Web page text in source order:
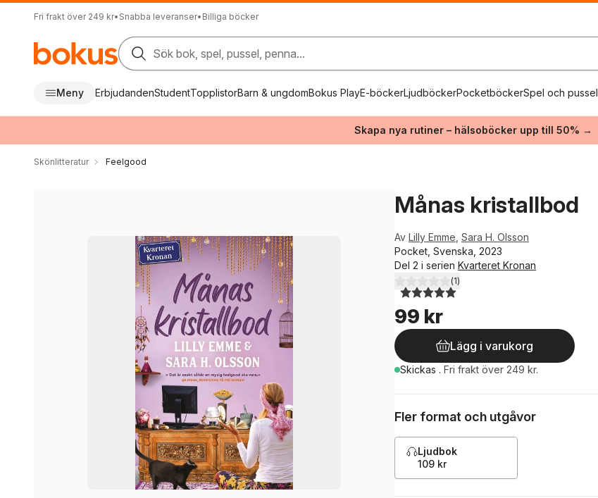
Fri frakt över 249 kr• Snabba leveranser• Billiga böcker
Sök bok, spel, pussel, penna...
Meny ErbjudandenStudentTopplistorBarn & ungdomBokus PlayE-böckerLjudböckerPocketböckerSpel och pussel
Skapa nya rutiner – hälsoböcker upp till 50% →
Skönlitteratur Feelgood
Månas kristallbod
Av Lilly Emme Sara H. Olsson
Pocket, Svenska, 2023
Del 2 i serien Kvarteret Kronan
5,0utav 5 stjärnor. Totalt antal röster:
(1)
99 kr
Lägg i varukorg
Skickas . Fri frakt över 249 kr.
Fler format och utgåvor
Ljudbok
109 kr